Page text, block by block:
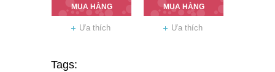
MUA HÀNG
Ưa thích
MUA HÀNG
Ưa thích
Tags: